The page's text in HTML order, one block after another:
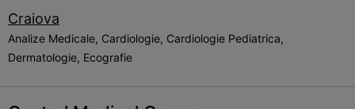
Craiova
Analize Medicale, Cardiologie, Cardiologie Pediatrica,
Dermatologie, Ecografie